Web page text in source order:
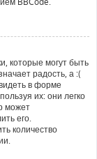
которые могут быть
радость, а :(
в форме
их: они легко
может
его.
количество